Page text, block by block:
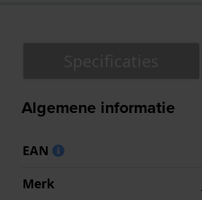
Algemene informatie
EAN
Merk